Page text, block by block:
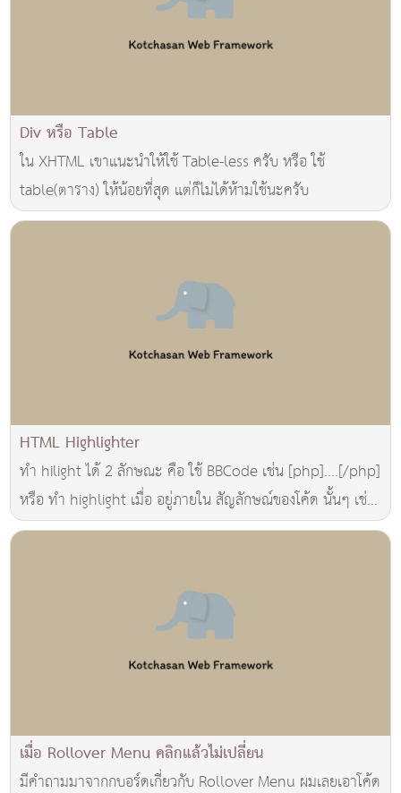
Div หรือ Table
ใน XHTML เขาแนะนำให้ใช้ Table-less ครับ หรือ ใช้
table(ตาราง) ให้น้อยที่สุด แต่ก็ไม่ได้ห้ามใช้นะครับ
HTML Highlighter
ทำ hilight ได้ 2 ลักษณะ คือ ใช้ BBCode เช่น [php]....[/php]
หรือ ทำ highlight เมื่อ อยู่ภายใน สัญลักษณ์ของโค้ด นั้นๆ เช่น
<?....?>
เมื่อ Rollover Menu คลิกแล้วไม่เปลี่ยน
มีคำถามมาจากกบอร์ดเกี่ยวกับ Rollover Menu ผมเลยเอาโค้ด